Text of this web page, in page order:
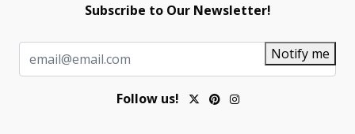
Subscribe to Our Newsletter!
Notify me
Follow us!